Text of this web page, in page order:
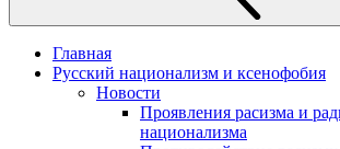
Главная
Русский национализм и ксенофобия
Новости
Проявления расизма и
национализма